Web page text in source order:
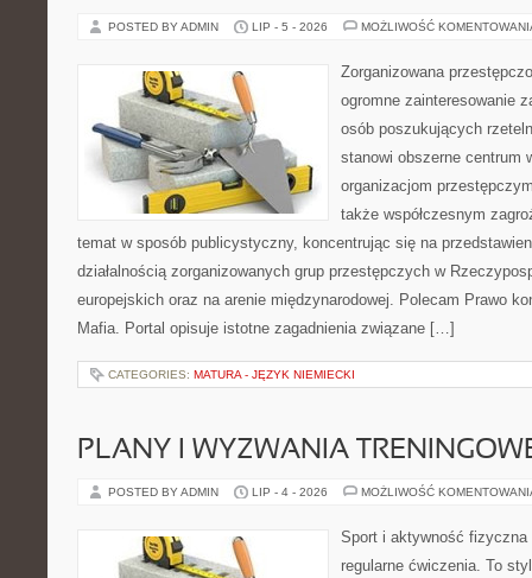
POSTED BY ADMIN LIP - 5 - 2026 MOŻLIWOŚĆ
Zorganizowana
ogromne zainteresowanie
osób poszukujących
stanowi obszerne centrum
organizacjom
także współczesnym
temat w sposób publicystyczny, koncentrując się na
działalnością zorganizowanych grup przestępczych w
europejskich oraz na arenie międzynarodowej. Polecam Prawo
Mafia. Portal opisuje istotne zagadnienia związane […]
CATEGORIES: MATURA - JĘZYK NIEMIECKI
PLANY I WYZWANIA
POSTED BY ADMIN LIP - 4 - 2026 MOŻLIWOŚĆ
Sport i aktywność
regularne ćwiczenia. To